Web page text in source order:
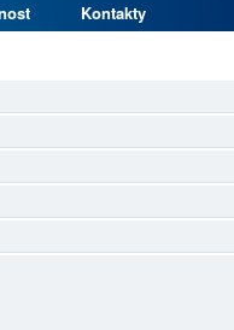
Kontakty